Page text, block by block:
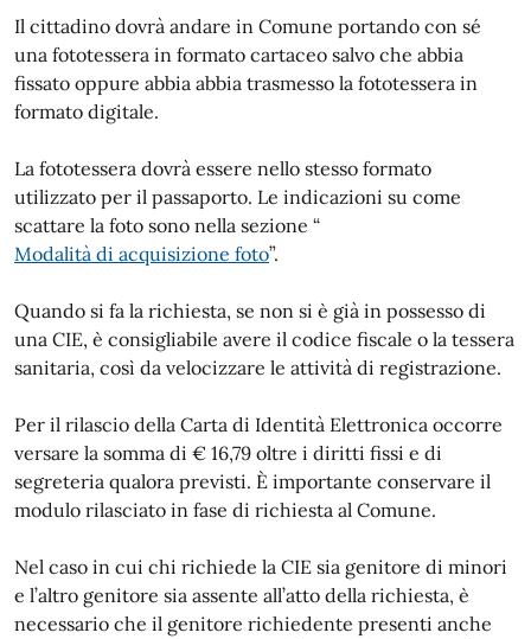
Il cittadino dovrà andare in Comune portando con sé
una fototessera in formato cartaceo salvo che abbia
fissato oppure abbia abbia trasmesso la fototessera in
formato digitale.
La fototessera dovrà essere nello stesso formato
utilizzato per il passaporto. Le indicazioni su come
scattare la foto sono nella sezione “
Modalità di acquisizione foto”.
Quando si fa la richiesta, se non si è già in possesso di
una CIE, è consigliabile avere il codice fiscale o la tessera
sanitaria, così da velocizzare le attività di registrazione.
Per il rilascio della Carta di Identità Elettronica occorre
versare la somma di € 16,79 oltre i diritti fissi e di
segreteria qualora previsti. È importante conservare il
modulo rilasciato in fase di richiesta al Comune.
Nel caso in cui chi richiede la CIE sia genitore di minori
e l’altro genitore sia assente all’atto della richiesta, è
necessario che il genitore richiedente presenti anche